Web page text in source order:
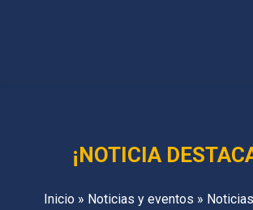
¡NOTICIA
Inicio » Noticias y eventos » Noticias